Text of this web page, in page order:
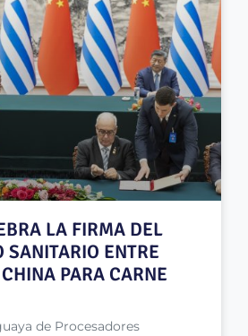
LA FIRMA DEL
SANITARIO ENTRE
PARA CARNE
de Procesadores